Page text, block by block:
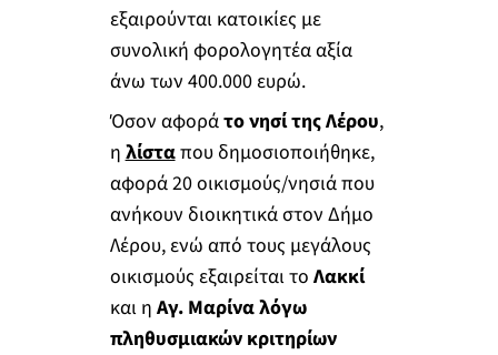
εξαιρούνται κατοικίες με
συνολική φορολογητέα αξία
άνω των 400.000 ευρώ.
Όσον αφοράτο νησί της Λέρου,
ηλίσταπου δημοσιοποιήθηκε,
αφορά 20 οικισμούς/νησιά που
ανήκουν διοικητικά στον Δήμο
Λέρου, ενώ από τους μεγάλους
οικισμούς εξαιρείται το Λακκί
και η Αγ. Μαρίνα λόγω
πληθυσμιακών κριτηρίων